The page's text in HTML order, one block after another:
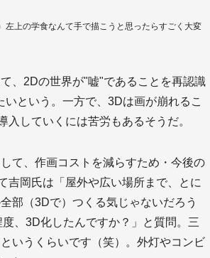
左上の学食なんて手で描こうと思ったらすごく大変
、2Dの世界が"嘘"であることを再認識
という。一方で、3Dは画が崩れるこ
していくには苦労もあるそうだ。
て、作画コストを減らすため・今後の
吉岡氏は「屋外や広い場所まで、とに
部（3Dで）つくる気じゃないだろう
、3D化したんですか？」と質問。三
いうくらいです（笑）。外灯やコンビ